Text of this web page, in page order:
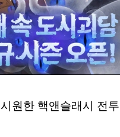
원한 핵앤슬래시 전